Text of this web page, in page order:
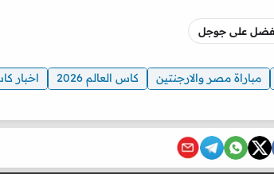
مفضل على جوجل
مباراة مصر والارجنتين كاس العالم 2026
اخبار